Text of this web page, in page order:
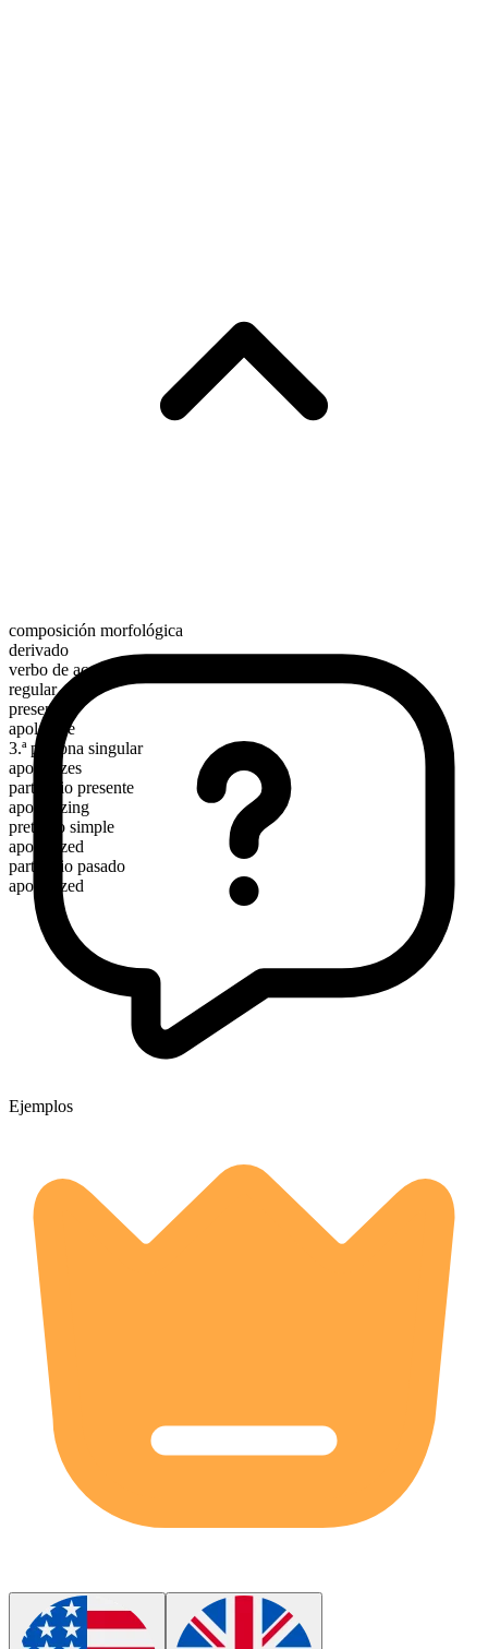
composición morfológica
derivado
verbo de acción
regular
presente
apologize
3.ª persona singular
apologizes
participio presente
apologizing
pretérito simple
apologized
participio pasado
apologized
Ejemplos